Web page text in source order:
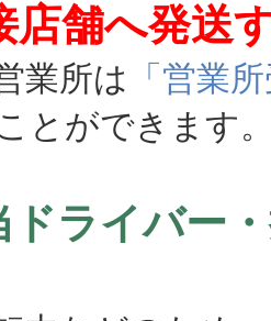
店舗へ発送
所は 「営業
とができます
ドライバー